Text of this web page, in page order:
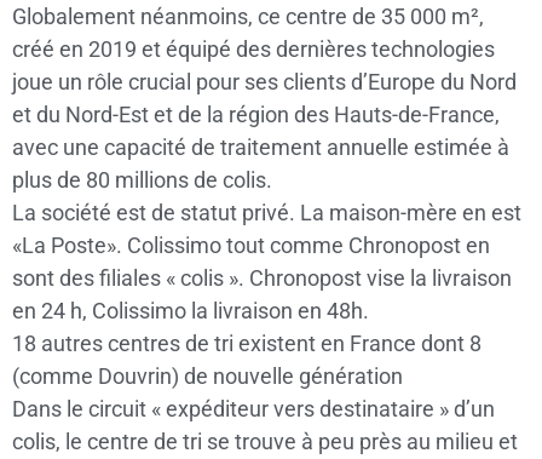
Globalement néanmoins, ce centre de 35 000 m²,
créé en 2019 et équipé des dernières technologies
joue un rôle crucial pour ses clients d’Europe du Nord
et du Nord-Est et de la région des Hauts-de-France,
avec une capacité de traitement annuelle estimée à
plus de 80 millions de colis.
La société est de statut privé. La maison-mère en est
«La Poste». Colissimo tout comme Chronopost en
sont des filiales « colis ». Chronopost vise la livraison
en 24 h, Colissimo la livraison en 48h.
18 autres centres de tri existent en France dont 8
(comme Douvrin) de nouvelle génération
Dans le circuit « expéditeur vers destinataire » d’un
colis, le centre de tri se trouve à peu près au milieu et